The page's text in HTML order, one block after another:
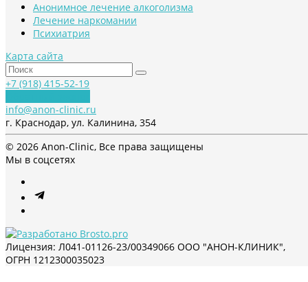
Анонимное лечение алкоголизма
Лечение наркомании
Психиатрия
Карта сайта
+7 (918) 415-52-19
info@anon-clinic.ru
г. Краснодар, ул. Калинина, 354
© 2026 Anon-Clinic, Все права защищены
Мы в соцсетях
Лицензия: Л041-01126-23/00349066 ООО "АНОН-КЛИНИК",
ОГРН 1212300035023